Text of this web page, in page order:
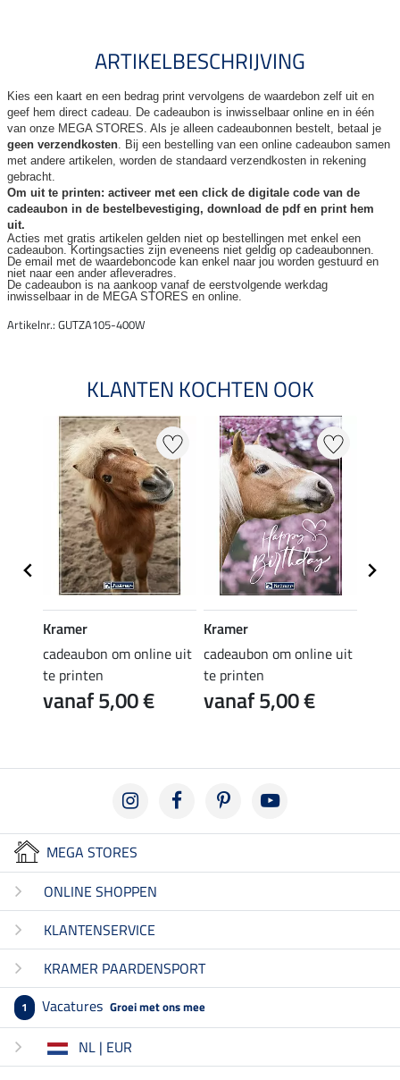
ARTIKELBESCHRIJVING
Kies een kaart en een bedrag print vervolgens de waardebon zelf uit en
geef hem direct cadeau. De cadeaubon is inwisselbaar online en in één
van onze MEGA STORES. Als je alleen cadeaubonnen bestelt, betaal je
geen verzendkosten. Bij een bestelling van een online cadeaubon samen
met andere artikelen, worden de standaard verzendkosten in rekening
gebracht.
Om uit te printen: activeer met een click de digitale code van de
cadeaubon in de bestelbevestiging, download de pdf en print hem
uit.
Acties met gratis artikelen gelden niet op bestellingen met enkel een
cadeaubon. Kortingsacties zijn eveneens niet geldig op cadeaubonnen.
De email met de waardeboncode kan enkel naar jou worden gestuurd en
niet naar een ander afleveradres.
De cadeaubon is na aankoop vanaf de eerstvolgende werkdag
inwisselbaar in de MEGA STORES en online.
Artikelnr.: GUTZA105-400W
KLANTEN KOCHTEN OOK
Kramer
cadeaubon om online uit
te printen
vanaf 5,00 €
Kramer
cadeaubon om online uit
te printen
vanaf 5,00 €
MEGA STORES
ONLINE SHOPPEN
KLANTENSERVICE
KRAMER PAARDENSPORT
1 Vacatures Groei met ons mee
NL | EUR